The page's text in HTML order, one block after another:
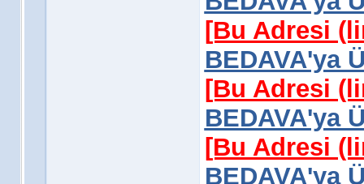
[Bu Adresi
BEDAVA'ya
[Bu Adresi
BEDAVA'ya
[Bu Adresi
BEDAVA'ya